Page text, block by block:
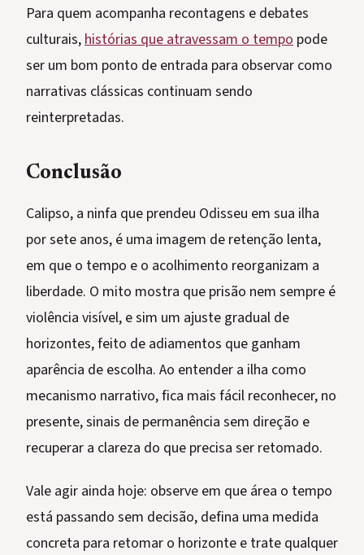
Para quem acompanha recontagens e debates
culturais,histórias que atravessam o tempo pode
ser um bom ponto de entrada para observar como
narrativas clássicas continuam sendo
reinterpretadas.
Conclusão
Calipso, a ninfa que prendeu Odisseu em sua ilha
por sete anos, é uma imagem de retenção lenta,
em que o tempo e o acolhimento reorganizam a
liberdade. O mito mostra que prisão nem sempre é
violência visível, e sim um ajuste gradual de
horizontes, feito de adiamentos que ganham
aparência de escolha. Ao entender a ilha como
mecanismo narrativo, fica mais fácil reconhecer, no
presente, sinais de permanência sem direção e
recuperar a clareza do que precisa ser retomado.
Vale agir ainda hoje: observe em que área o tempo
está passando sem decisão, defina uma medida
concreta para retomar o horizonte e trate qualquer